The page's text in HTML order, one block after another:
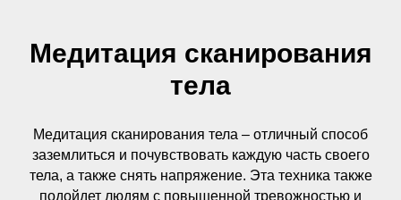
Медитация сканирования
тела
Медитация сканирования тела – отличный способ
заземлиться и почувствовать каждую часть своего
тела, а также снять напряжение. Эта техника также
подойдет людям с повышенной тревожностью и